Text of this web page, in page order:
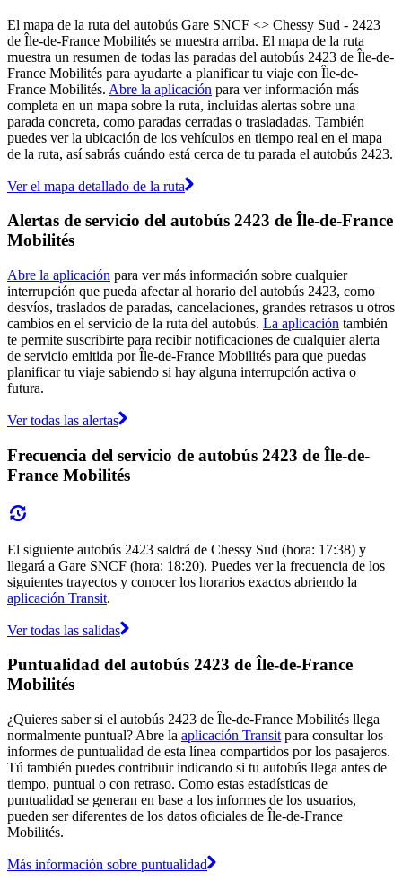
El mapa de la ruta del autobús Gare SNCF <> Chessy Sud - 2423
de Île-de-France Mobilités se muestra arriba. El mapa de la ruta
muestra un resumen de todas las paradas del autobús 2423 de Île-de-
France Mobilités para ayudarte a planificar tu viaje con Île-de-
France Mobilités. Abre la aplicación para ver información más
completa en un mapa sobre la ruta, incluidas alertas sobre una
parada concreta, como paradas cerradas o trasladadas. También
puedes ver la ubicación de los vehículos en tiempo real en el mapa
de la ruta, así sabrás cuándo está cerca de tu parada el autobús 2423.
Ver el mapa detallado de la ruta
Alertas de servicio del autobús 2423 de Île-de-France
Mobilités
Abre la aplicación para ver más información sobre cualquier
interrupción que pueda afectar al horario del autobús 2423, como
desvíos, traslados de paradas, cancelaciones, grandes retrasos u otros
cambios en el servicio de la ruta del autobús. La aplicación también
te permite suscribirte para recibir notificaciones de cualquier alerta
de servicio emitida por Île-de-France Mobilités para que puedas
planificar tu viaje sabiendo si hay alguna interrupción activa o
futura.
Ver todas las alertas
Frecuencia del servicio de autobús 2423 de Île-de-
France Mobilités
El siguiente autobús 2423 saldrá de Chessy Sud (hora: 17:38) y
llegará a Gare SNCF (hora: 18:20). Puedes ver la frecuencia de los
siguientes trayectos y conocer los horarios exactos abriendo la
aplicación Transit.
Ver todas las salidas
Puntualidad del autobús 2423 de Île-de-France
Mobilités
¿Quieres saber si el autobús 2423 de Île-de-France Mobilités llega
normalmente puntual? Abre la aplicación Transit para consultar los
informes de puntualidad de esta línea compartidos por los pasajeros.
Tú también puedes contribuir indicando si tu autobús llega antes de
tiempo, puntual o con retraso. Como estas estadísticas de
puntualidad se generan en base a los informes de los usuarios,
pueden ser diferentes de los datos oficiales de Île-de-France
Mobilités.
Más información sobre puntualidad